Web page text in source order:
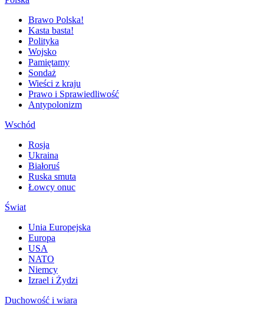
Brawo Polska!
Kasta basta!
Polityka
Wojsko
Pamiętamy
Sondaż
Wieści z kraju
Prawo i Sprawiedliwość
Antypolonizm
Wschód
Rosja
Ukraina
Białoruś
Ruska smuta
Łowcy onuc
Świat
Unia Europejska
Europa
USA
NATO
Niemcy
Izrael i Żydzi
Duchowość i wiara